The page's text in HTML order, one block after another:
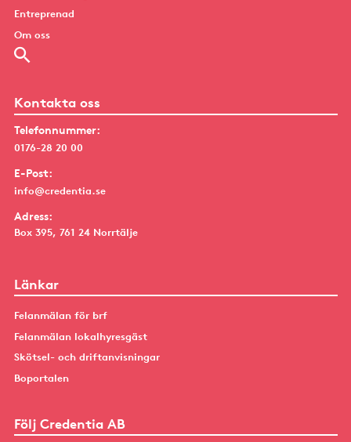
Entreprenad
Om oss
Kontakta oss
Telefonnummer:
0176-28 20 00
E-Post:
info@credentia.se
Adress:
Box 395, 761 24 Norrtälje
Länkar
Felanmälan för brf
Felanmälan lokalhyresgäst
Skötsel- och driftanvisningar
Boportalen
Följ Credentia AB